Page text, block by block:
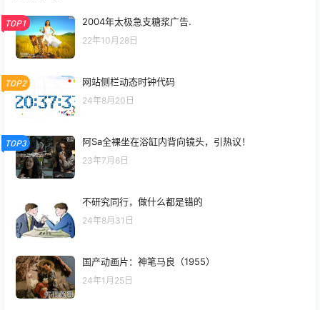
TOP1 2004年太极急支糖浆广告.
22年10月28日
TOP2 网站侧栏动态时钟代码
24年8月20日
TOP3 阿Sa全裸坐在浴缸内背向镜头，引热议！
23年7月6日
不研究同行，做什么都是错的
24年8月31日
国产动画片：神笔马良（1955）
24年1月25日